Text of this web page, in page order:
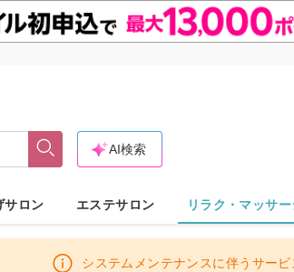
AI検索
サロン エステサロン リラク・マッサ
システムメンテナンスに伴うサー